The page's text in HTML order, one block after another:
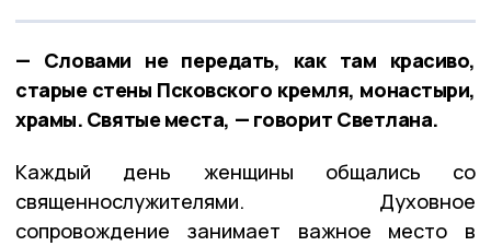
— Словами не передать, как там красиво,
старые стены Псковского кремля, монастыри,
храмы. Святые места, — говорит Светлана.
Каждый день женщины общались со
священнослужителями. Духовное
сопровождение занимает важное место в